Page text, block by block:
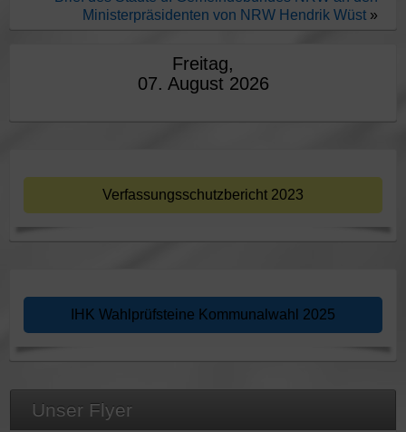
Ministerpräsidenten von NRW Hendrik Wüst »
Freitag,
07. August 2026
Verfassungsschutzbericht 2023
IHK Wahlprüfsteine Kommunalwahl 2025
Unser Flyer